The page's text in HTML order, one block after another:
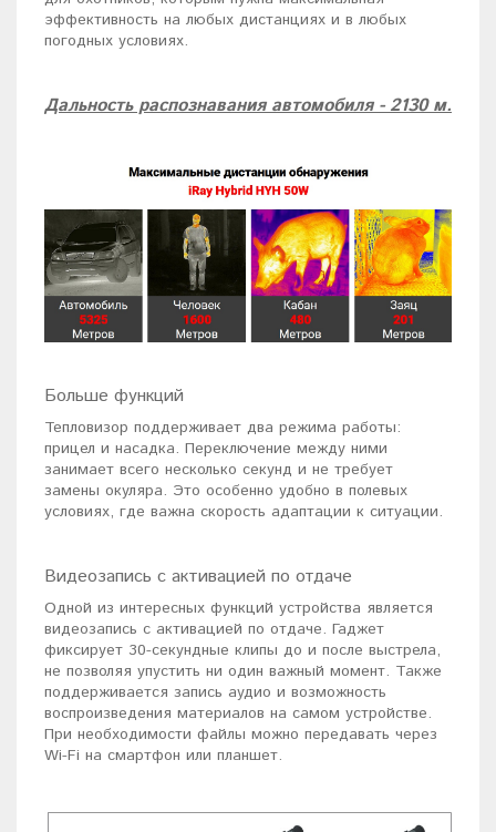
эффективность на любых дистанциях и в любых
погодных условиях.
Дальность распознавания автомобиля - 2130 м.
Больше функций
Тепловизор поддерживает два режима работы:
прицел и насадка. Переключение между ними
занимает всего несколько секунд и не требует
замены окуляра. Это особенно удобно в полевых
условиях, где важна скорость адаптации к ситуации.
Видеозапись с активацией по отдаче
Одной из интересных функций устройства является
видеозапись с активацией по отдаче. Гаджет
фиксирует 30-секундные клипы до и после выстрела,
не позволяя упустить ни один важный момент. Также
поддерживается запись аудио и возможность
воспроизведения материалов на самом устройстве.
При необходимости файлы можно передавать через
Wi-Fi на смартфон или планшет.